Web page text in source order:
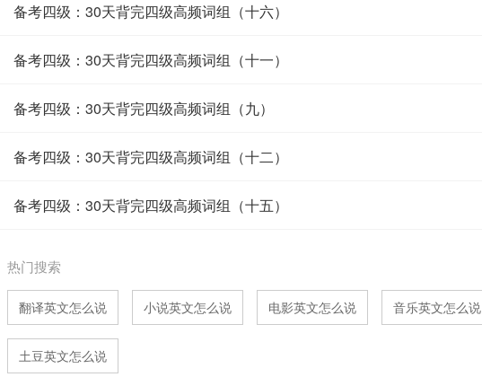
备考四级：30天背完四级高频词组（十六）
备考四级：30天背完四级高频词组（十一）
备考四级：30天背完四级高频词组（九）
备考四级：30天背完四级高频词组（十二）
备考四级：30天背完四级高频词组（十五）
热门搜索
翻译英文怎么说 小说英文怎么说 电影英文怎么说 音乐英文怎么说
土豆英文怎么说